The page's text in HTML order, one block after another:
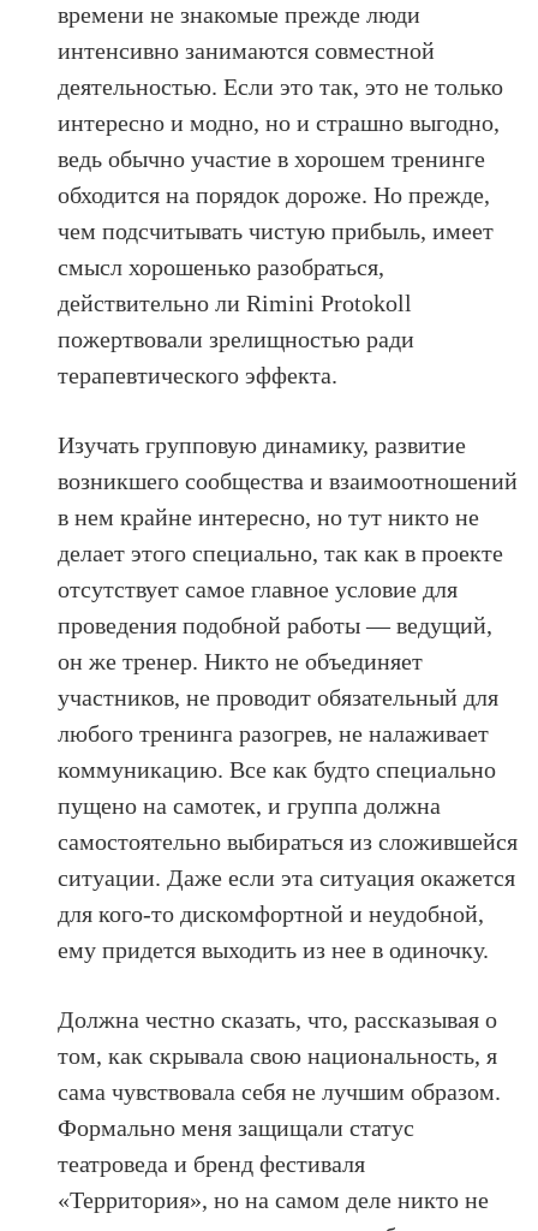
времени не знакомые прежде люди
интенсивно занимаются совместной
деятельностью. Если это так, это не только
интересно и модно, но и страшно выгодно,
ведь обычно участие в хорошем тренинге
обходится на порядок дороже. Но прежде,
чем подсчитывать чистую прибыль, имеет
смысл хорошенько разобраться,
действительно ли Rimini Protokoll
пожертвовали зрелищностью ради
терапевтического эффекта.
Изучать групповую динамику, развитие
возникшего сообщества и взаимоотношений
в нем крайне интересно, но тут никто не
делает этого специально, так как в проекте
отсутствует самое главное условие для
проведения подобной работы — ведущий,
он же тренер. Никто не объединяет
участников, не проводит обязательный для
любого тренинга разогрев, не налаживает
коммуникацию. Все как будто специально
пущено на самотек, и группа должна
самостоятельно выбираться из сложившейся
ситуации. Даже если эта ситуация окажется
для кого-то дискомфортной и неудобной,
ему придется выходить из нее в одиночку.
Должна честно сказать, что, рассказывая о
том, как скрывала свою национальность, я
сама чувствовала себя не лучшим образом.
Формально меня защищали статус
театроведа и бренд фестиваля
«Территория», но на самом деле никто не